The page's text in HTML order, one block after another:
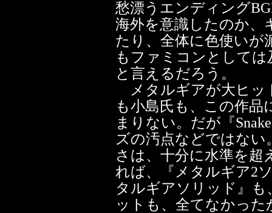
愁漂うエンディング
海外を意識したのか、
たり、全体に色使いが
もファミコンとして
と言えるだろう。
メタルギアが大ヒッ
も小島氏も、この作
まりない。だが『
ズの汚点などではな
さは、十分に水準を
れば、『メタルギア2
タルギアソリッド』
ットも、全てなかっ